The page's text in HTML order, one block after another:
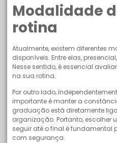
Modalidade
rotina
Atualmente, existem diferentes
disponíveis. Entre elas,
Nesse sentido, é essencial
na sua rotina.
Por outro lado,
importante é manter a
graduação está diretamente
organização. Portanto, escolher
seguir até o final é fundamental
com segurança.